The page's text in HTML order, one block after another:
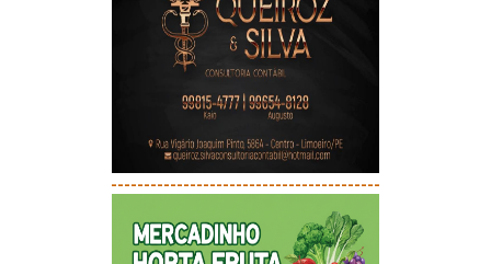
-----------------------------------------